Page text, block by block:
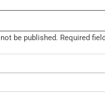
be published. Required